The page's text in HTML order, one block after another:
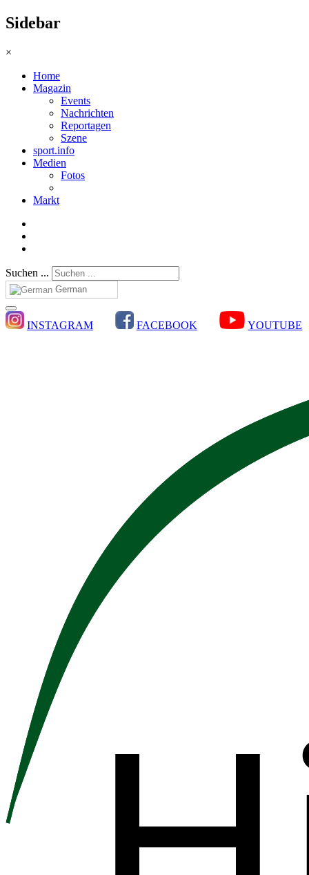
Sidebar
×
Home
Magazin
Events
Nachrichten
Reportagen
Szene
sport.info
Medien
Fotos
Markt
Suchen ...
German
INSTAGRAM FACEBOOK YOUTUBE